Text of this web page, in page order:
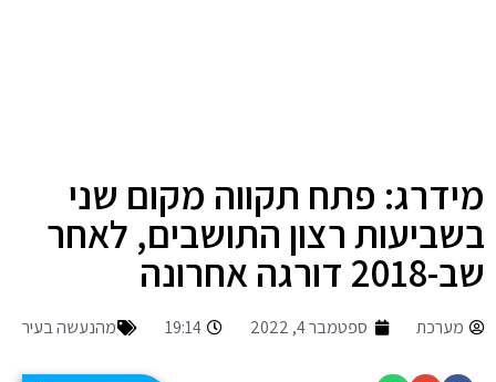
מידרג: פתח תקווה מקום שני
בשביעות רצון התושבים, לאחר
שב-2018 דורגה אחרונה
מערכת ספטמבר 4, 2022 19:14 מהנעשה בעיר